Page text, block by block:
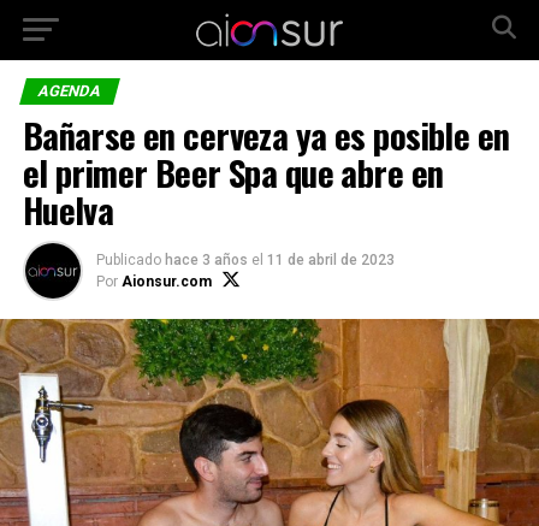
AGENDA
Bañarse en cerveza ya es posible en
el primer Beer Spa que abre en
Huelva
Publicado hace 3 años el 11 de abril de 2023
Por Aionsur.com